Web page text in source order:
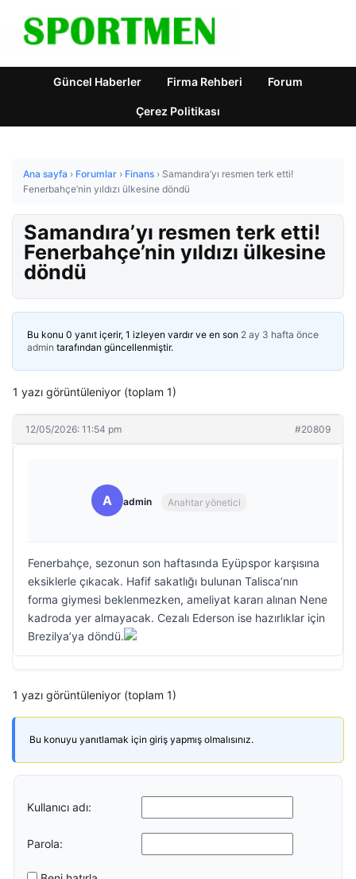
Güncel Haberler Firma Rehberi Forum
Çerez Politikası
Ana sayfa › Forumlar › Finans › Samandıra’yı resmen terk etti!
Fenerbahçe’nin yıldızı ülkesine döndü
Samandıra’yı resmen terk etti!
Fenerbahçe’nin yıldızı ülkesine
döndü
Bu konu 0 yanıt içerir, 1 izleyen vardır ve en son 2 ay 3 hafta önce
admin tarafından güncellenmiştir.
1 yazı görüntüleniyor (toplam 1)
12/05/2026: 11:54 pm #20809
A admin Anahtar yönetici
Fenerbahçe, sezonun son haftasında Eyüpspor karşısına
eksiklerle çıkacak. Hafif sakatlığı bulunan Talisca’nın
forma giymesi beklenmezken, ameliyat kararı alınan Nene
kadroda yer almayacak. Cezalı Ederson ise hazırlıklar için
Brezilya’ya döndü.
1 yazı görüntüleniyor (toplam 1)
Bu konuyu yanıtlamak için giriş yapmış olmalısınız.
Kullanıcı adı:
Parola: